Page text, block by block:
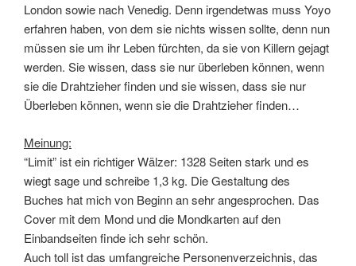
London sowie nach Venedig. Denn irgendetwas muss Yoyo
erfahren haben, von dem sie nichts wissen sollte, denn nun
müssen sie um ihr Leben fürchten, da sie von Killern gejagt
werden. Sie wissen, dass sie nur überleben können, wenn
sie die Drahtzieher finden und sie wissen, dass sie nur
Überleben können, wenn sie die Drahtzieher finden…
Meinung:
“Limit” ist ein richtiger Wälzer: 1328 Seiten stark und es
wiegt sage und schreibe 1,3 kg. Die Gestaltung des
Buches hat mich von Beginn an sehr angesprochen. Das
Cover mit dem Mond und die Mondkarten auf den
Einbandseiten finde ich sehr schön.
Auch toll ist das umfangreiche Personenverzeichnis, das